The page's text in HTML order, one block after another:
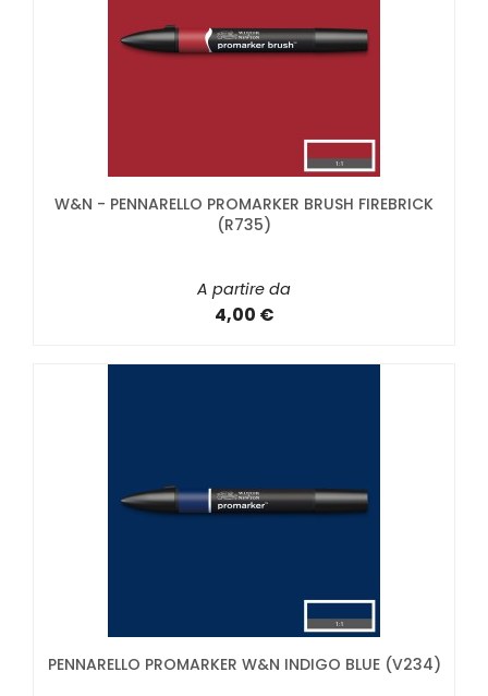
W&N - PENNARELLO PROMARKER BRUSH FIREBRICK
(R735)
A partire da
4,00 €
PENNARELLO PROMARKER W&N INDIGO BLUE (V234)